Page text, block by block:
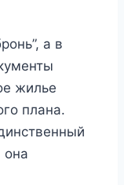
а в
жилье
плана.
она